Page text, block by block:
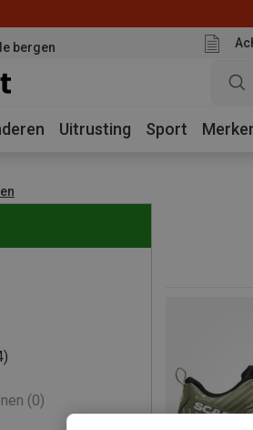
bergen
Uitrusting Sport
(0)